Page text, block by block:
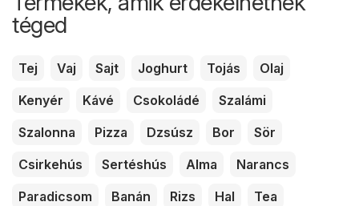
téged
Tej Vaj Sajt Joghurt Tojás
Olaj
Kenyér
Kávé Csokoládé
Szalámi
Szalonna
Pizza Dzsúsz Bor
Sör
Csirkehús
Sertéshús Alma
Narancs
Paradicsom
Banán Rizs Hal
Tea